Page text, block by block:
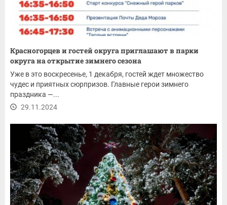
Красногорцев и гостей округа приглашают в парки
округа на открытие зимнего сезона
Уже в это воскресенье, 1 декабря, гостей ждет множество
чудес и приятных сюрпризов. Главные герои зимнего
праздника —...
29.11.2024